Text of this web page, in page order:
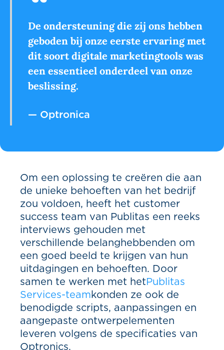
De ondersteuning die zij ons hebben
geboden bij onze eerste ervaring met
dit soort digitale marketingtools was
een essentieel onderdeel van onze
beslissing.
— Optronica
Om een oplossing te creëren die aan
de unieke behoeften van het bedrijf
zou voldoen, heeft het customer
success team van Publitas een reeks
interviews gehouden met
verschillende belanghebbenden om
een goed beeld te krijgen van hun
uitdagingen en behoeften. Door
samen te werken met het Publitas
Services-team konden ze ook de
benodigde scripts, aanpassingen en
aangepaste ontwerpelementen
leveren volgens de specificaties van
Optronics.